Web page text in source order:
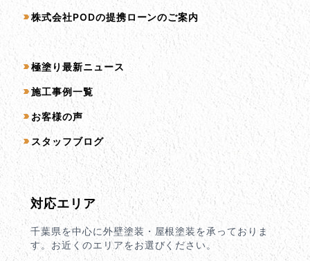
株式会社PODの提携ローンのご案内
コンテンツ一覧
極塗り最新ニュース
施工事例一覧
お客様の声
スタッフブログ
対応エリア
千葉県を中心に外壁塗装・屋根塗装を承っておりま
す。お近くのエリアをお選びください。